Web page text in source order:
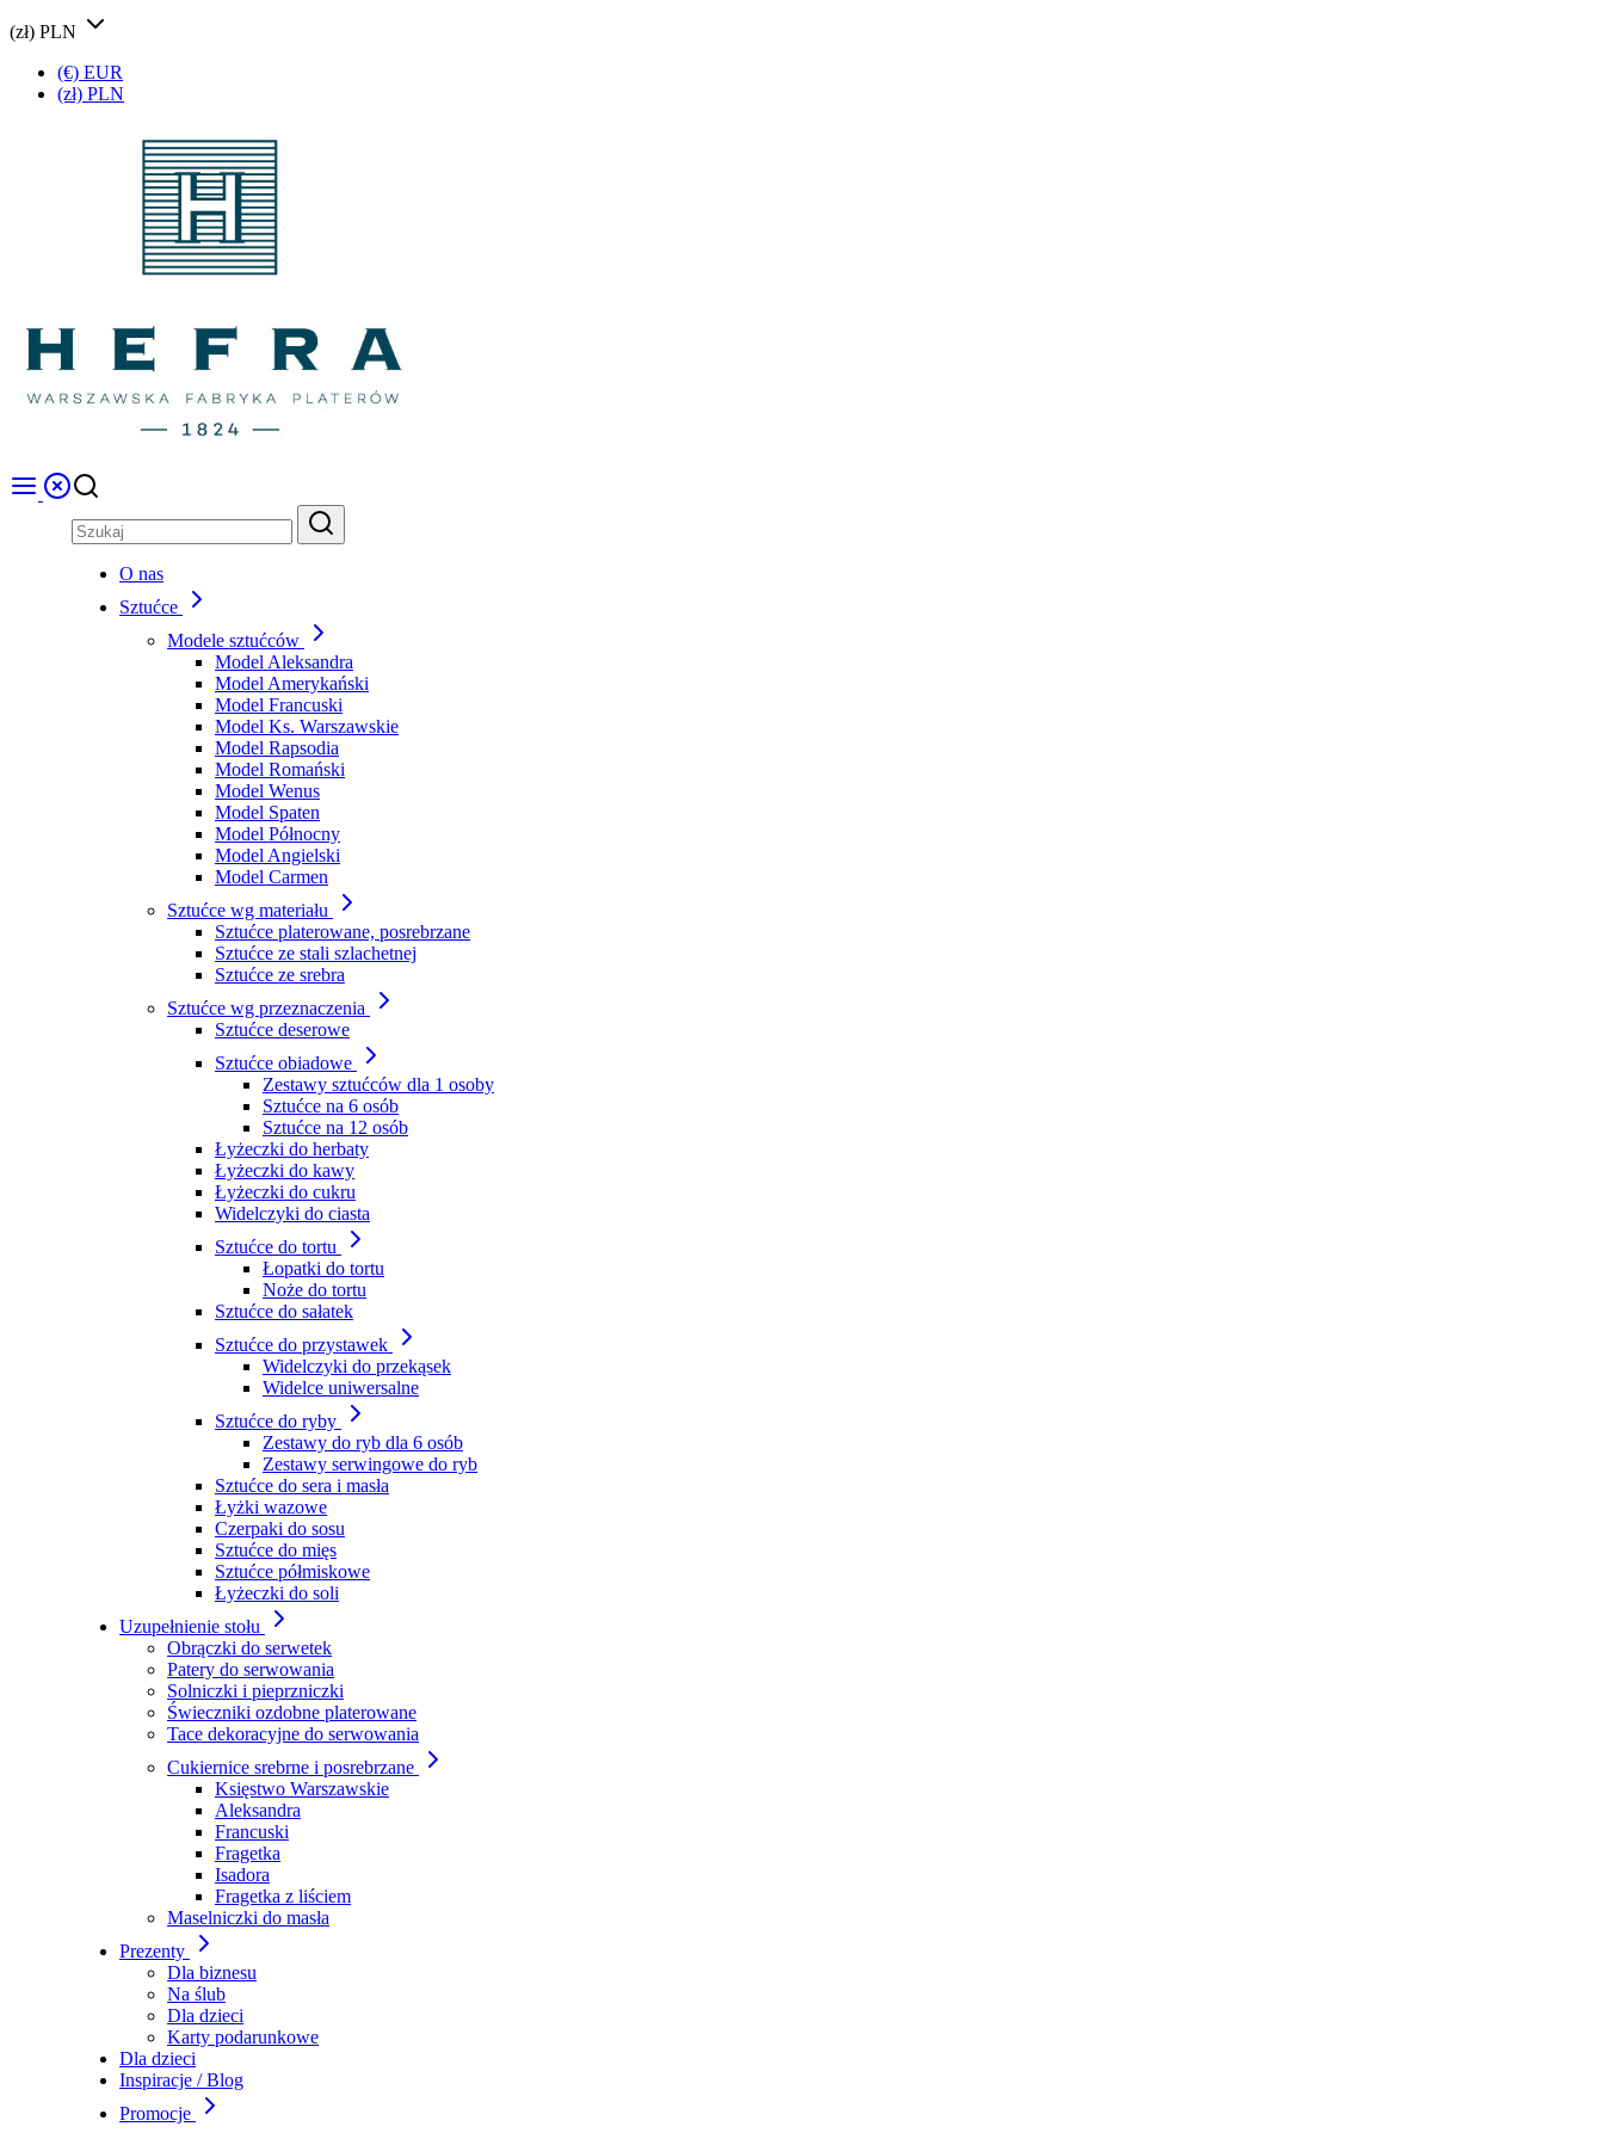
(zł) PLN
(€) EUR
(zł) PLN
O nas
Sztućce
Modele sztućców
Model Aleksandra
Model Amerykański
Model Francuski
Model Ks. Warszawskie
Model Rapsodia
Model Romański
Model Wenus
Model Spaten
Model Północny
Model Angielski
Model Carmen
Sztućce wg materiału
Sztućce platerowane, posrebrzane
Sztućce ze stali szlachetnej
Sztućce ze srebra
Sztućce wg przeznaczenia
Sztućce deserowe
Sztućce obiadowe
Zestawy sztućców dla 1 osoby
Sztućce na 6 osób
Sztućce na 12 osób
Łyżeczki do herbaty
Łyżeczki do kawy
Łyżeczki do cukru
Widelczyki do ciasta
Sztućce do tortu
Łopatki do tortu
Noże do tortu
Sztućce do sałatek
Sztućce do przystawek
Widelczyki do przekąsek
Widelce uniwersalne
Sztućce do ryby
Zestawy do ryb dla 6 osób
Zestawy serwingowe do ryb
Sztućce do sera i masła
Łyżki wazowe
Czerpaki do sosu
Sztućce do mięs
Sztućce półmiskowe
Łyżeczki do soli
Uzupełnienie stołu
Obrączki do serwetek
Patery do serwowania
Solniczki i pieprzniczki
Świeczniki ozdobne platerowane
Tace dekoracyjne do serwowania
Cukiernice srebrne i posrebrzane
Księstwo Warszawskie
Aleksandra
Francuski
Fragetka
Isadora
Fragetka z liściem
Maselniczki do masła
Prezenty
Dla biznesu
Na ślub
Dla dzieci
Karty podarunkowe
Dla dzieci
Inspiracje / Blog
Promocje